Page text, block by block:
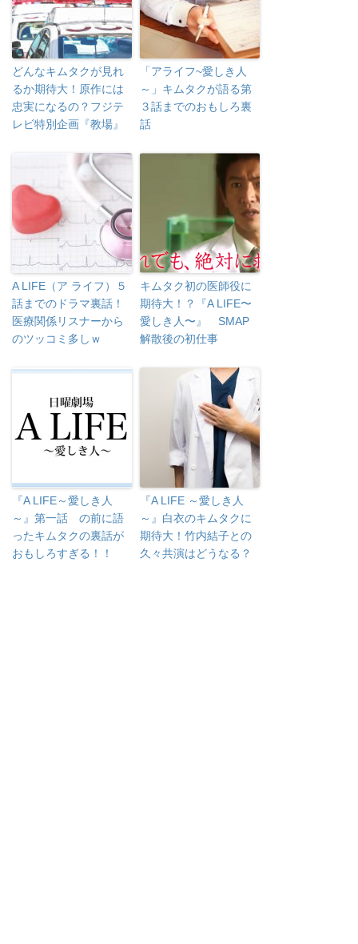
どんなキムタクが見れ
るか期待大！原作には
忠実になるの？フジテ
レビ特別企画『教場』
「アライフ~愛しき人
～」キムタクが語る第
３話までのおもしろ裏
話
A LIFE（ア ライフ）５
話までのドラマ裏話！
医療関係リスナーから
のツッコミ多しｗ
キムタク初の医師役に
期待大！？『A LIFE〜
愛しき人〜』 SMAP
解散後の初仕事
『A LIFE～愛しき人
～』第一話 の前に語
ったキムタクの裏話が
おもしろすぎる！！
『A LIFE ～愛しき人
～』白衣のキムタクに
期待大！竹内結子との
久々共演はどうなる？